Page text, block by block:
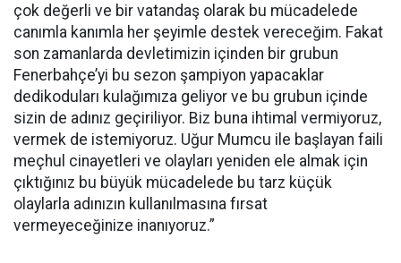
çok değerli ve bir vatandaş olarak bu mücadelede
canımla kanımla her şeyimle destek vereceğim. Fakat
son zamanlarda devletimizin içinden bir grubun
Fenerbahçe’yi bu sezon şampiyon yapacaklar
dedikoduları kulağımıza geliyor ve bu grubun içinde
sizin de adınız geçiriliyor. Biz buna ihtimal vermiyoruz,
vermek de istemiyoruz. Uğur Mumcu ile başlayan faili
meçhul cinayetleri ve olayları yeniden ele almak için
çıktığınız bu büyük mücadelede bu tarz küçük
olaylarla adınızın kullanılmasına fırsat
vermeyeceğinize inanıyoruz.”